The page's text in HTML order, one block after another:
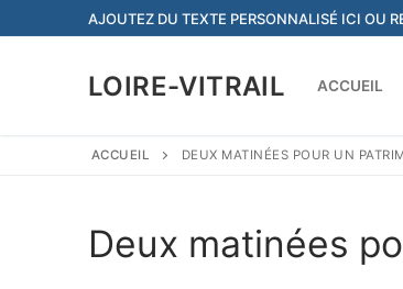
au
AJOUTEZ DU TEXTE PERSONNALISÉ ICI OU
LOIRE-VITRAIL ACCUEIL
ACCUEIL DEUX MATINÉES POUR UN
Deux matinées